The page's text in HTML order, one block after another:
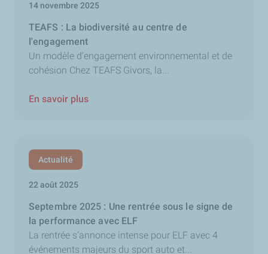
14 novembre 2025
TEAFS : La biodiversité au centre de
l'engagement
Un modèle d’engagement environnemental et de
cohésion Chez TEAFS Givors, la...
En savoir plus
Actualité
22 août 2025
Septembre 2025 : Une rentrée sous le signe de
la performance avec ELF
La rentrée s’annonce intense pour ELF avec 4
événements majeurs du sport auto et...